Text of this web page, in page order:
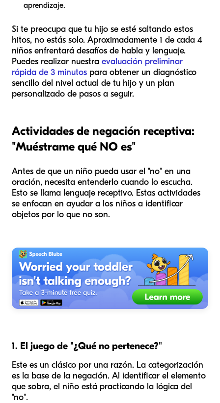
aprendizaje.
Si te preocupa que tu hijo se esté saltando estos
hitos, no estás solo. Aproximadamente 1 de cada 4
niños enfrentará desafíos de habla y lenguaje.
Puedes realizar nuestra evaluación preliminar
rápida de 3 minutos para obtener un diagnóstico
sencillo del nivel actual de tu hijo y un plan
personalizado de pasos a seguir.
Actividades de negación receptiva:
"Muéstrame qué NO es"
Antes de que un niño pueda usar el "no" en una
oración, necesita entenderlo cuando lo escucha.
Esto se llama lenguaje receptivo. Estas actividades
se enfocan en ayudar a los niños a identificar
objetos por lo que no son.
1. El juego de "¿Qué no pertenece?"
Este es un clásico por una razón. La categorización
es la base de la negación. Al identificar el elemento
que sobra, el niño está practicando la lógica del
"no".